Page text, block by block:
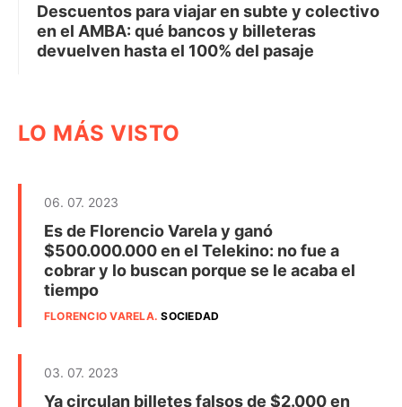
Descuentos para viajar en subte y colectivo
en el AMBA: qué bancos y billeteras
devuelven hasta el 100% del pasaje
LO MÁS VISTO
06. 07. 2023
Es de Florencio Varela y ganó
$500.000.000 en el Telekino: no fue a
cobrar y lo buscan porque se le acaba el
tiempo
FLORENCIO VARELA.SOCIEDAD
03. 07. 2023
Ya circulan billetes falsos de $2.000 en